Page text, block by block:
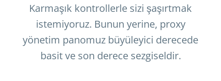
Karmaşık kontrollerle sizi şaşırtmak
istemiyoruz. Bunun yerine, proxy
yönetim panomuz büyüleyici derecede
basit ve son derece sezgiseldir.